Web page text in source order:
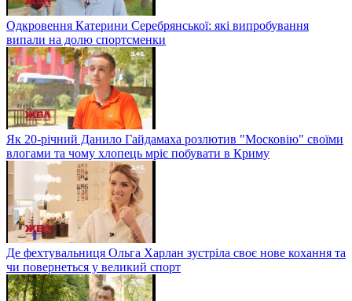
Одкровення Катерини Серебрянської: які випробування
випали на долю спортсменки
Як 20-річний Данило Гайдамаха розлютив "Московію" своїми
влогами та чому хлопець мріє побувати в Криму
Де фехтувальниця Ольга Харлан зустріла своє нове кохання та
чи повернеться у великий спорт